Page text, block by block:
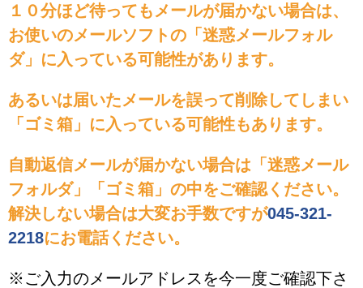
１０分ほど待ってもメールが届かない場合は、
お使いのメールソフトの「迷惑メールフォル
ダ」に入っている可能性があります。
あるいは届いたメールを誤って削除してしまい
「ゴミ箱」に入っている可能性もあります。
自動返信メールが届かない場合は「迷惑メール
フォルダ」「ゴミ箱」の中をご確認ください。
解決しない場合は大変お手数ですが045-321-
2218にお電話ください。
※ご入力のメールアドレスを今一度ご確認下さ